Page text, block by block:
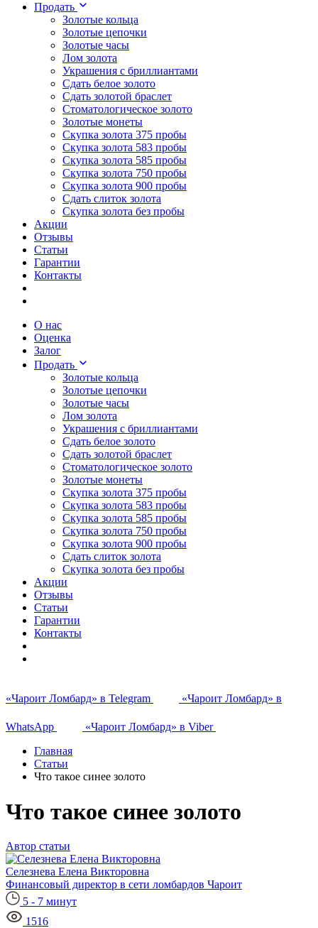
Продать
Золотые кольца
Золотые цепочки
Золотые часы
Лом золота
Украшения с бриллиантами
Сдать белое золото
Сдать золотой браслет
Стоматологическое золото
Золотые монеты
Скупка золота 375 пробы
Скупка золота 583 пробы
Скупка золота 585 пробы
Скупка золота 750 пробы
Скупка золота 900 пробы
Сдать слиток золота
Скупка золота без пробы
Акции
Отзывы
Статьи
Гарантии
Контакты
О нас
Оценка
Залог
Продать
Золотые кольца
Золотые цепочки
Золотые часы
Лом золота
Украшения с бриллиантами
Сдать белое золото
Сдать золотой браслет
Стоматологическое золото
Золотые монеты
Скупка золота 375 пробы
Скупка золота 583 пробы
Скупка золота 585 пробы
Скупка золота 750 пробы
Скупка золота 900 пробы
Сдать слиток золота
Скупка золота без пробы
Акции
Отзывы
Статьи
Гарантии
Контакты
«Чароит Ломбард» в Telegram «Чароит Ломбард» в
WhatsApp
«Чароит Ломбард» в Viber
Главная
Статьи
Что такое синее золото
Что такое синее золото
Автор статьи
Селезнева Елена Викторовна
Финансовый директор в сети ломбардов Чароит
5 - 7 минут
1516